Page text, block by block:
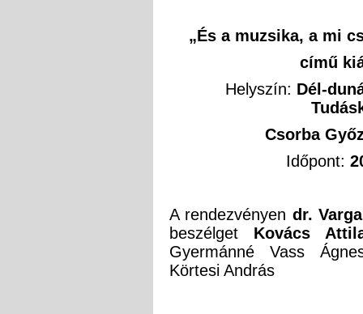
„És a muzsika, a mi
című
Helyszín: Dél-
Csorba
Időpont:
A rendezvényen dr.
beszélget Kovács
Gyermánné Vass
Körtesi András